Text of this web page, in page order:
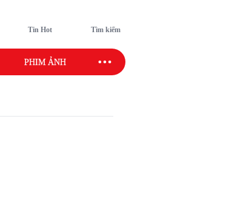
Tin Hot Tìm kiếm
PHIM ẢNH SAO SPORT